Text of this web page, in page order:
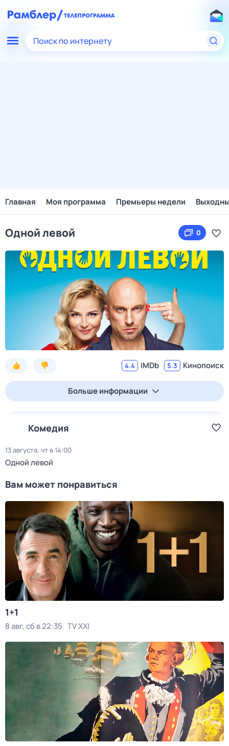
Поиск по интернету
Главная Моя программа Премьеры недели
Одной левой 0
4.4 IMDb 5.3 Кинопоиск
Больше информации
Комедия
13 августа, чт в 14:00
Одной левой
Вам может понравиться
1+1
8 авг, сб в 22:35 TV XXI